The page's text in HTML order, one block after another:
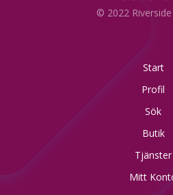
© 2022
Start
Profil
Sök
Butik
Tjänster
Mitt